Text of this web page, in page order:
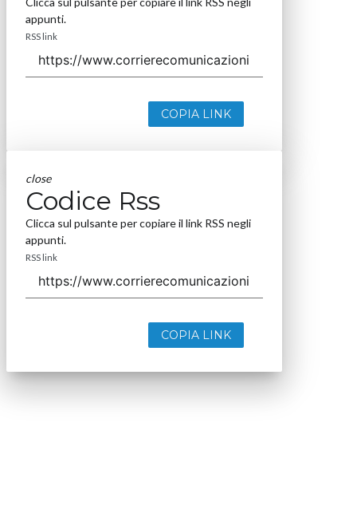
appunti.
RSS link
COPIA LINK
close
Codice Rss
Clicca sul pulsante per copiare il link RSS negli
appunti.
RSS link
COPIA LINK